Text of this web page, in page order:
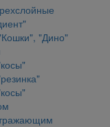
"Дино"